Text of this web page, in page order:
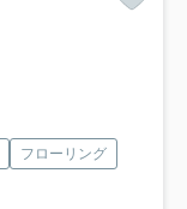
フローリング